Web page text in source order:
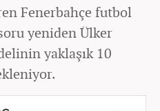
Fenerbahçe futbol
yeniden Ülker
yaklaşık 10